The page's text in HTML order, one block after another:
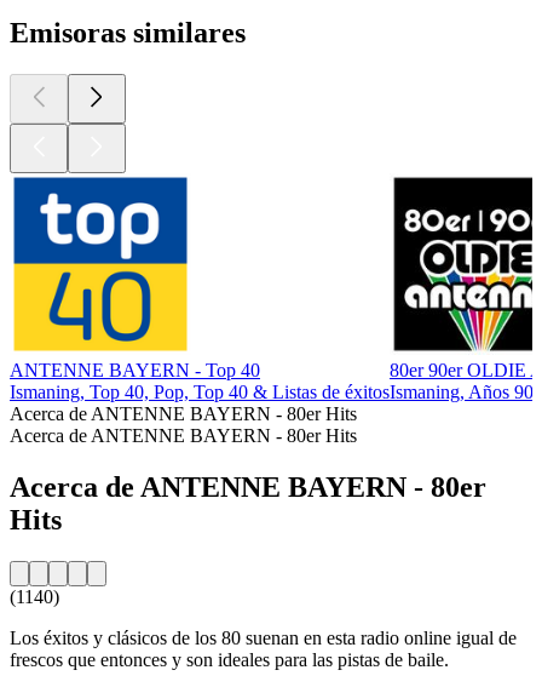
Emisoras similares
ANTENNE BAYERN - Top 40
Ismaning, Top 40, Pop, Top 40 & Listas de éxitos
80er 90er OLDIE
Ismaning, Años
Acerca de ANTENNE BAYERN - 80er Hits
Acerca de ANTENNE BAYERN - 80er Hits
Acerca de ANTENNE BAYERN - 80er
Hits
(1140)
Los éxitos y clásicos de los 80 suenan en esta radio online igual de
frescos que entonces y son ideales para las pistas de baile.